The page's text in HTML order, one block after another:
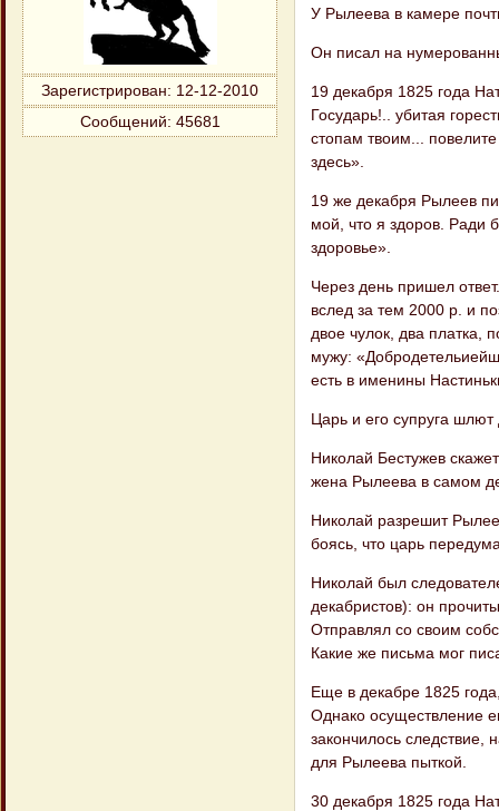
Зарегистрирован: 12-12-2010
Сообщений: 45681
У Рылеева в камере
Он писал на
19 декабря 1825 года
Государь!.. убитая
стопам твоим...
здесь».
19 же декабря Рылеев
мой, что я здоров. Ради
здоровье».
Через день пришел
вслед за тем 2000 р. и
двое чулок, два платка,
мужу:
есть в именины
Царь и его супруга шлют
Николай Бестужев
жена Рылеева в самом
Николай разрешит
боясь, что царь
Николай был
декабристов): он
Отправлял со своим
Какие же письма мог
Еще в декабре 1825
Однако осуществление
закончилось следствие,
для Рылеева пыткой.
30 декабря 1825 года